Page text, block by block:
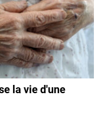
la vie d'une